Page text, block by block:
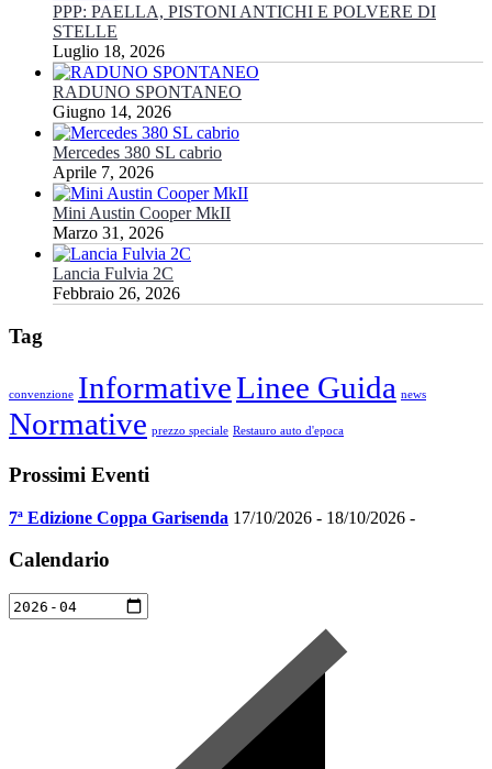
PPP: PAELLA, PISTONI ANTICHI E POLVERE DI
STELLE
Luglio 18, 2026
RADUNO SPONTANEO
Giugno 14, 2026
Mercedes 380 SL cabrio
Aprile 7, 2026
Mini Austin Cooper MkII
Marzo 31, 2026
Lancia Fulvia 2C
Febbraio 26, 2026
Tag
convenzione InformativeLinee Guida news
Normative prezzo speciale Restauro auto d'epoca
Prossimi Eventi
7ª Edizione Coppa Garisenda 17/10/2026 - 18/10/2026 -
Calendario